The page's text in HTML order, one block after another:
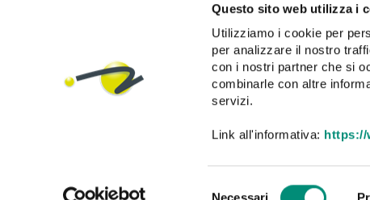
Questo sito web utilizza i
Utilizziamo i cookie per
per analizzare il nostro
con i nostri partner che si
combinarle con altre
servizi.
Link all'informativa: https://
Necessari
Marketing: Via Emilio Zago 2/2 • 40128
Tel:+39 051 6601019
Copyright © 2026 by Cosmobile